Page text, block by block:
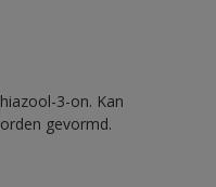
3-on. Kan
gevormd.